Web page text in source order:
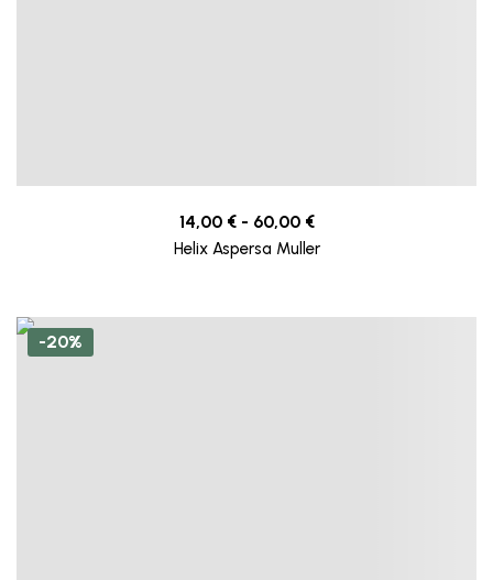
14,00 € - 60,00 €
Helix Aspersa Muller
-20%